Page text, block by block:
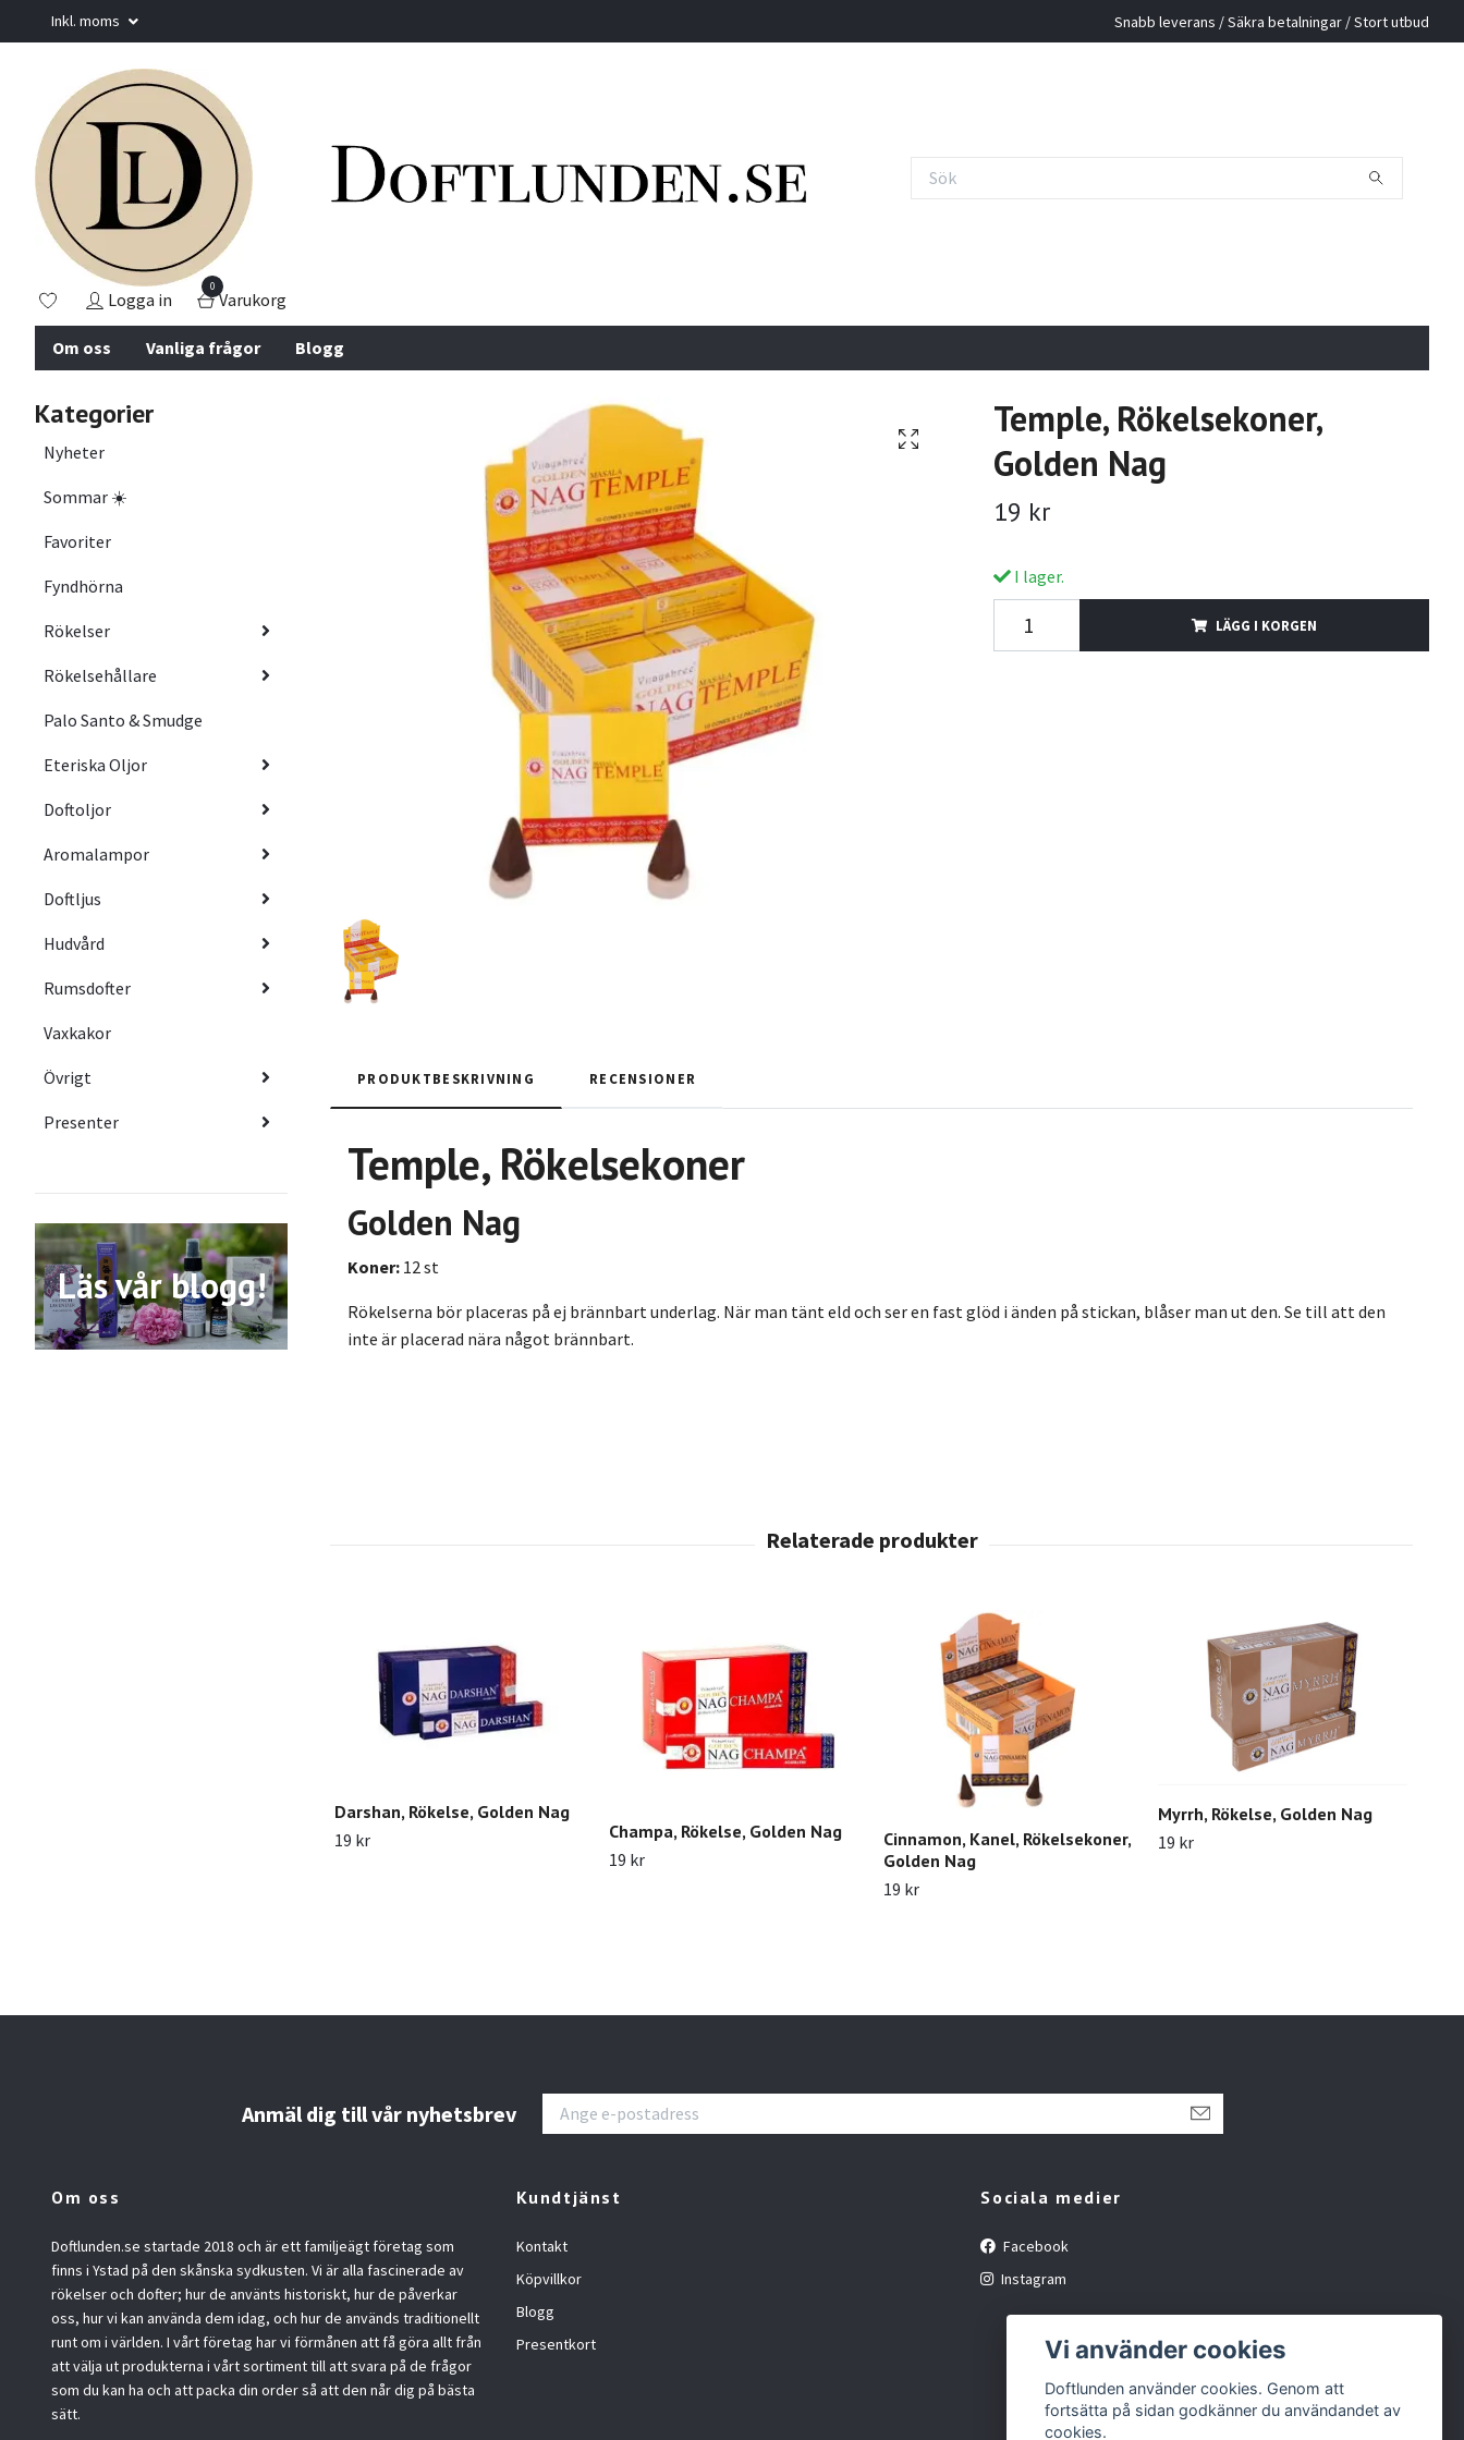
Inkl. moms Snabb leverans / Säkra betalningar / Stort utbud
Logga in
0
Varukorg
Om oss Vanliga frågor Blogg
Kategorier
Nyheter
Sommar ☀️
Favoriter
Fyndhörna
Rökelser
Rökelsehållare
Palo Santo & Smudge
Eteriska Oljor
Doftoljor
Aromalampor
Doftljus
Hudvård
Rumsdofter
Vaxkakor
Övrigt
Presenter
Läs vår blogg!
Temple, Rökelsekoner,
Golden Nag
19 kr
I lager.
LÄGG I KORGEN
PRODUKTBESKRIVNING RECENSIONER
Temple, Rökelsekoner
Golden Nag
Koner: 12 st
Rökelserna bör placeras på ej brännbart underlag. När man tänt eld och ser en fast glöd i änden på stickan, blåser man ut den. Se till att den
inte är placerad nära något brännbart.
Darshan, Rökelse, Golden Nag
19 kr
Champa, Rökelse, Golden Nag
19 kr
Cinnamon, Kanel, Rökelsekoner,
Golden Nag
19 kr
Myrrh, Rökelse, Golden Nag
19 kr
Anmäl dig till vår nyhetsbrev
Om oss
Doftlunden.se startade 2018 och är ett familjeägt företag som
finns i Ystad på den skånska sydkusten. Vi är alla fascinerade av
rökelser och dofter; hur de använts historiskt, hur de påverkar
oss, hur vi kan använda dem idag, och hur de används traditionellt
runt om i världen. I vårt företag har vi förmånen att få göra allt från
att välja ut produkterna i vårt sortiment till att svara på de frågor
som du kan ha och att packa din order så att den når dig på bästa
sätt.
Kundtjänst
Kontakt
Köpvillkor
Blogg
Presentkort
Sociala medier
Facebook
Instagram
Vi använder cookies
Doftlunden använder cookies. Genom att
fortsätta på sidan godkänner du användandet av
cookies.